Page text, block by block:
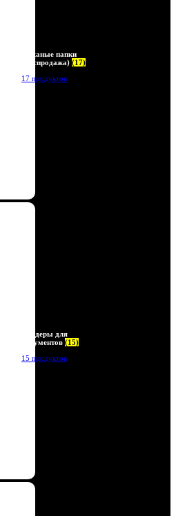
Кожаные папки
(Распродажа) (17)
17 продуктов
Холдеры для
документов (15)
15 продуктов